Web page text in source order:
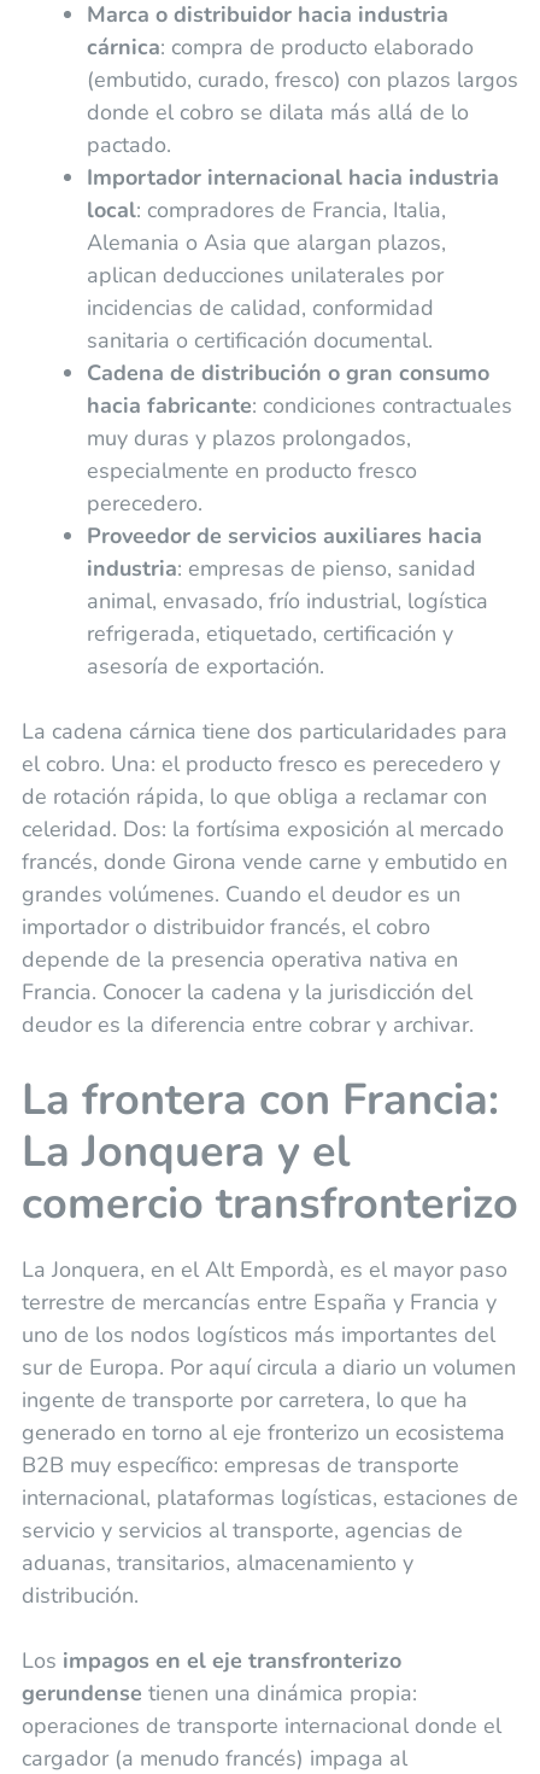
Marca o distribuidor hacia industria
cárnica: compra de producto elaborado
(embutido, curado, fresco) con plazos largos
donde el cobro se dilata más allá de lo
pactado.
Importador internacional hacia industria
local: compradores de Francia, Italia,
Alemania o Asia que alargan plazos,
aplican deducciones unilaterales por
incidencias de calidad, conformidad
sanitaria o certificación documental.
Cadena de distribución o gran consumo
hacia fabricante: condiciones contractuales
muy duras y plazos prolongados,
especialmente en producto fresco
perecedero.
Proveedor de servicios auxiliares hacia
industria: empresas de pienso, sanidad
animal, envasado, frío industrial, logística
refrigerada, etiquetado, certificación y
asesoría de exportación.
La cadena cárnica tiene dos particularidades para
el cobro. Una: el producto fresco es perecedero y
de rotación rápida, lo que obliga a reclamar con
celeridad. Dos: la fortísima exposición al mercado
francés, donde Girona vende carne y embutido en
grandes volúmenes. Cuando el deudor es un
importador o distribuidor francés, el cobro
depende de la presencia operativa nativa en
Francia. Conocer la cadena y la jurisdicción del
deudor es la diferencia entre cobrar y archivar.
La frontera con Francia:
La Jonquera y el
comercio transfronterizo
La Jonquera, en el Alt Empordà, es el mayor paso
terrestre de mercancías entre España y Francia y
uno de los nodos logísticos más importantes del
sur de Europa. Por aquí circula a diario un volumen
ingente de transporte por carretera, lo que ha
generado en torno al eje fronterizo un ecosistema
B2B muy específico: empresas de transporte
internacional, plataformas logísticas, estaciones de
servicio y servicios al transporte, agencias de
aduanas, transitarios, almacenamiento y
distribución.
Los impagos en el eje transfronterizo
gerundense tienen una dinámica propia:
operaciones de transporte internacional donde el
cargador (a menudo francés) impaga al